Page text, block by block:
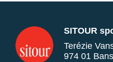
SITOUR
Terézie
974 01